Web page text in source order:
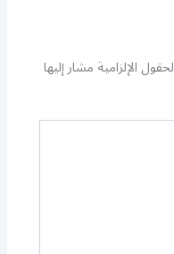
الإلزامية مشار إليها